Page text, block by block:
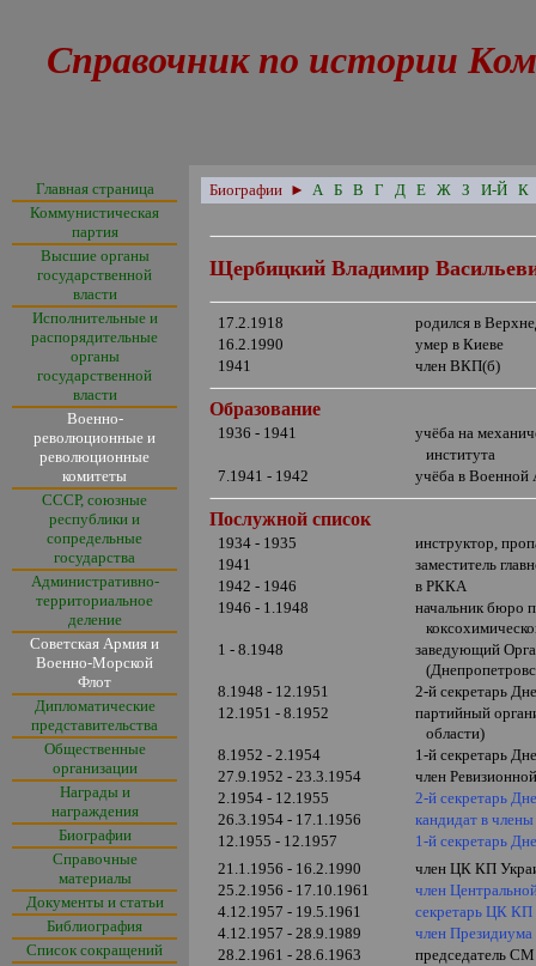
Справочник по истории
Главная страница
Коммунистическая
партия
Высшие органы
государственной
власти
Исполнительные и
распорядительные
органы
государственной
власти
Военно-
революционные и
революционные
комитеты
СССР, союзные
республики и
сопредельные
государства
Административно-
территориальное
деление
Советская Армия и
Военно-Морской
Флот
Дипломатические
представительства
Общественные
организации
Награды и
награждения
Биографии
Справочные
материалы
Документы и статьи
Библиография
Список сокращений
Биографии ► А Б В Г Д Е Ж З И-Й К
Щербицкий Владимир
17.2.1918
родился в
16.2.1990
умер в Киеве
1941
член ВКП(б)
Образование
1936 - 1941
учёба на
института
7.1941 - 1942
учёба в
Послужной список
1934 - 1935
инструктор,
1941
заместитель
1942 - 1946
в РККА
1946 - 1.1948
начальник бюро
1 - 8.1948
заведующий
8.1948 - 12.1951
2-й секретарь
12.1951 - 8.1952
партийный
области)
8.1952 - 2.1954
1-й секретарь
27.9.1952 - 23.3.1954
член
2.1954 - 12.1955
2-й секретарь
26.3.1954 - 17.1.1956
кандидат в
12.1955 - 12.1957
1-й секретарь
21.1.1956 - 16.2.1990
член ЦК КП
25.2.1956 - 17.10.1961
член
4.12.1957 - 19.5.1961
секретарь ЦК КП
4.12.1957 - 28.9.1989
член
28.2.1961 - 28.6.1963
председатель